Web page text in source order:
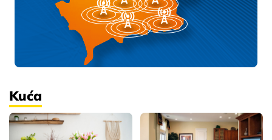
Kuća